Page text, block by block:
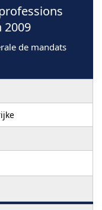
2009
de mandats